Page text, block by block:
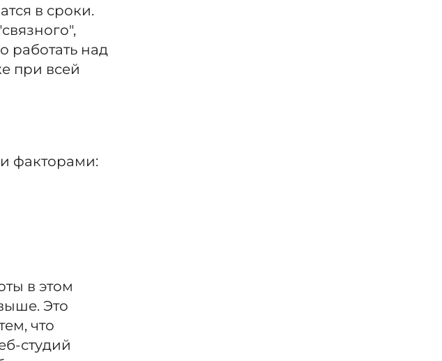
в сроки.
работать над
при всей
факторами:
в этом
Это
что
студий